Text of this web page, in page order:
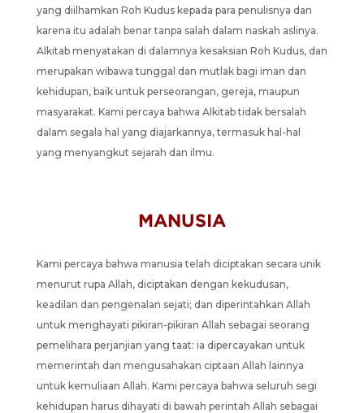
yang diilhamkan Roh Kudus kepada para penulisnya dan
karena itu adalah benar tanpa salah dalam naskah aslinya.
Alkitab menyatakan di dalamnya kesaksian Roh Kudus, dan
merupakan wibawa tunggal dan mutlak bagi iman dan
kehidupan, baik untuk perseorangan, gereja, maupun
masyarakat. Kami percaya bahwa Alkitab tidak bersalah
dalam segala hal yang diajarkannya, termasuk hal-hal
yang menyangkut sejarah dan ilmu.
MANUSIA
Kami percaya bahwa manusia telah diciptakan secara unik
menurut rupa Allah, diciptakan dengan kekudusan,
keadilan dan pengenalan sejati; dan diperintahkan Allah
untuk menghayati pikiran-pikiran Allah sebagai seorang
pemelihara perjanjian yang taat: ia dipercayakan untuk
memerintah dan mengusahakan ciptaan Allah lainnya
untuk kemuliaan Allah. Kami percaya bahwa seluruh segi
kehidupan harus dihayati di bawah perintah Allah sebagai